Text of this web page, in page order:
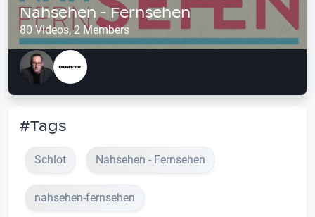
Nahsehen - Fernsehen
80 Videos, 2 Members
#Tags
Schlot Nahsehen - Fernsehen
nahsehen-fernsehen